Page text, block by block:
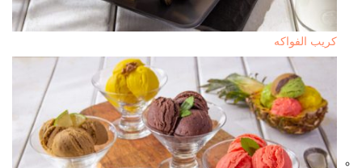
كريب الفواكه